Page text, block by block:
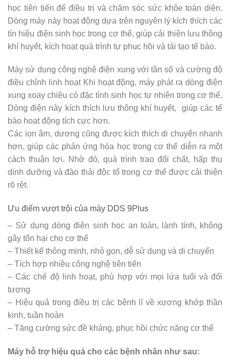
học tiên tiến để điều trị và chăm sóc sức khỏe toàn diện.
Dòng máy này hoạt động dựa trên nguyên lý kích thích các
tín hiệu điện sinh học trong cơ thể, giúp cải thiện lưu thông
khí huyết, kích hoạt quá trình tự phục hồi và tái tạo tế bào.
Máy sử dụng công nghệ điện xung với tần số và cường độ
điều chỉnh linh hoạt Khi hoạt động, máy phát ra dòng điện
xung xoay chiều có đặc tính sinh học tự nhiên trong cơ thể.
Dòng điện này kích thích lưu thông khí huyết, giúp các tế
bào hoạt động tích cực hơn.
Các ion âm, dương cũng được kích thích di chuyển nhanh
hơn, giúp các phản ứng hóa học trong cơ thể diễn ra một
cách thuận lợi. Nhờ đó, quá trình trao đổi chất, hấp thụ
dinh dưỡng và đào thải độc tố trong cơ thể được cải thiện
rõ rệt.
Ưu điểm vượt trội của máy DDS 9Plus
– Sử dụng dòng điện sinh học an toàn, lành tính, không
gây tổn hại cho cơ thể
– Thiết kế thông minh, nhỏ gọn, dễ sử dụng và di chuyển
– Tích hợp nhiều công nghệ tiên tiến
– Các chế độ linh hoạt, phù hợp với mọi lứa tuổi và đối
tượng
– Hiệu quả trong điều trị các bệnh lí về xương khớp thần
kinh, tuần hoàn
– Tăng cường sức đề kháng, phục hồi chức năng cơ thể
Máy hỗ trợ hiệu quả cho các bệnh nhân như sau: